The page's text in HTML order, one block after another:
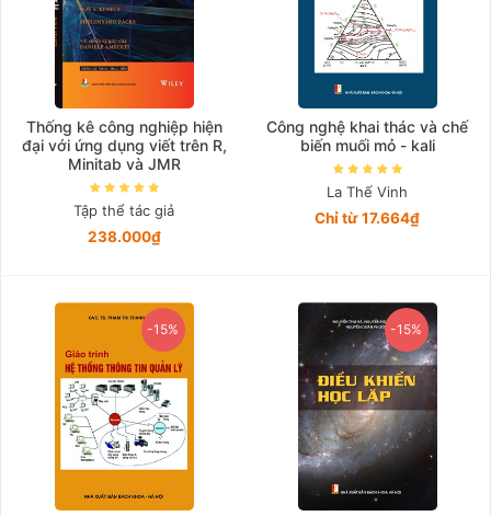
Mới nhất
Thống kê công nghiệp hiện
đại với ứng dụng viết trên R,
Minitab và JMR
Tập thể tác giả
238.000₫
Công nghệ khai thác và chế
biến muối mỏ - kali
La Thế Vinh
Chỉ từ 17.664₫
-15% -15%